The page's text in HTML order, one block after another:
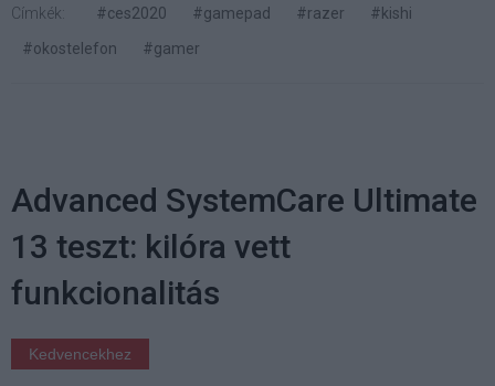
Címkék: #ces2020 #gamepad #razer
#kishi
#okostelefon
#gamer
Advanced SystemCare Ultimate
13 teszt: kilóra vett
funkcionalitás
Kedvencekhez